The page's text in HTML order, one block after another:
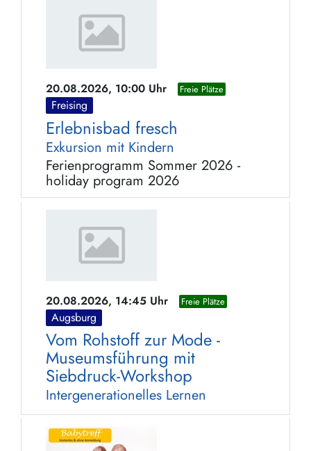
20.08.2026, 10:00 Uhr Freie Plätze
Freising
Erlebnisbad fresch
Exkursion mit Kindern
Ferienprogramm Sommer 2026 -
holiday program 2026
20.08.2026, 14:45 Uhr Freie Plätze
Augsburg
Vom Rohstoff zur Mode -
Museumsführung mit
Siebdruck-Workshop
Intergenerationelles Lernen